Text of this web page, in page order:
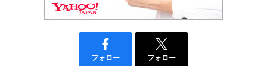
フォロー フォロー